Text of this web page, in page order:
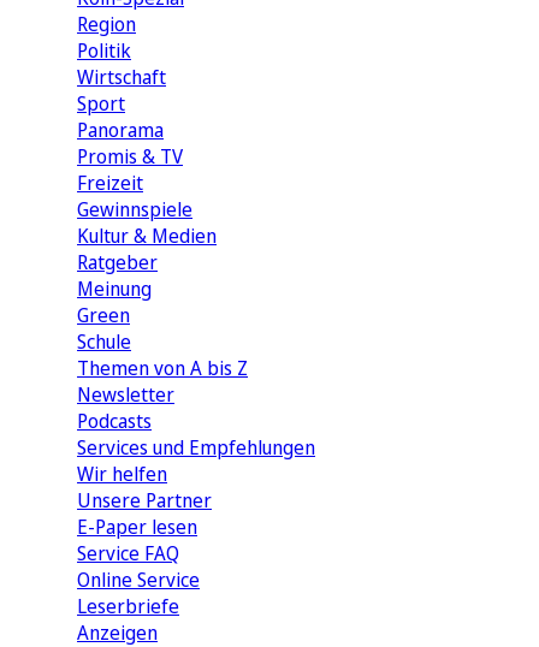
Region
Politik
Wirtschaft
Sport
Panorama
Promis & TV
Freizeit
Gewinnspiele
Kultur & Medien
Ratgeber
Meinung
Green
Schule
Themen von A bis Z
Newsletter
Podcasts
Services und Empfehlungen
Wir helfen
Unsere Partner
E-Paper lesen
Service FAQ
Online Service
Leserbriefe
Anzeigen